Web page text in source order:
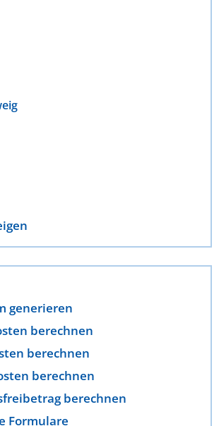
generieren
berechnen
berechnen
berechnen
berechnen
Formulare